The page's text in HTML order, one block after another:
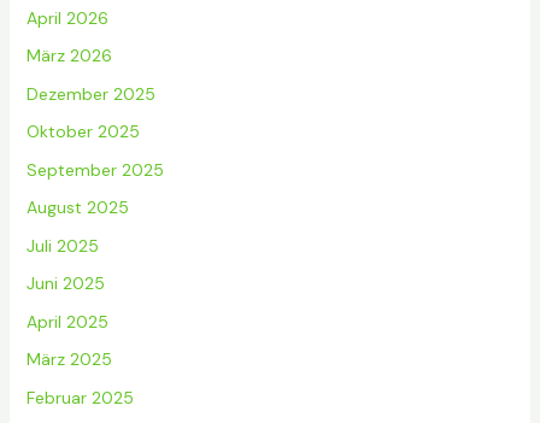
April 2026
März 2026
Dezember 2025
Oktober 2025
September 2025
August 2025
Juli 2025
Juni 2025
April 2025
März 2025
Februar 2025